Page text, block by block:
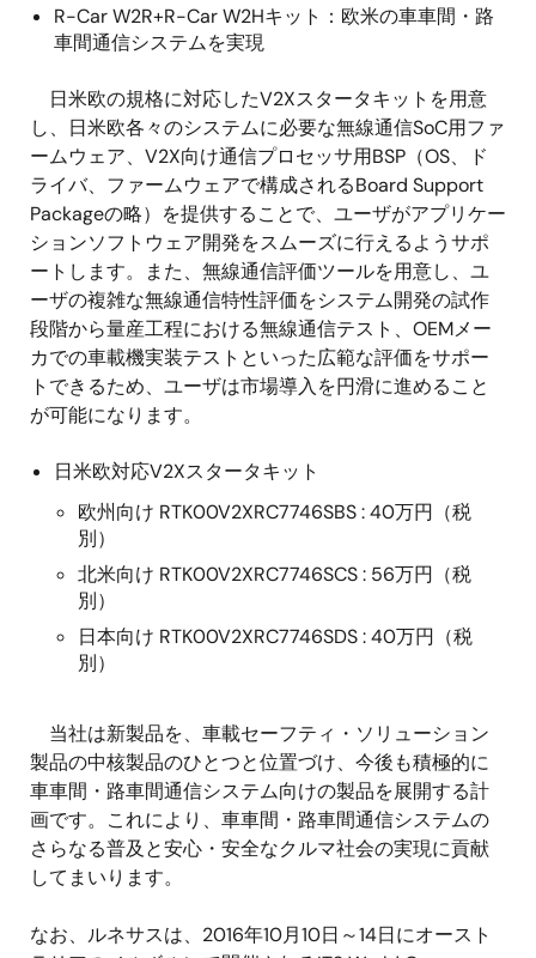
R-Car W2R+R-Car W2Hキット：欧米の車車間・路
車間通信システムを実現
日米欧の規格に対応したV2Xスタータキットを用意
し、日米欧各々のシステムに必要な無線通信SoC用ファ
ームウェア、V2X向け通信プロセッサ用BSP（OS、ド
ライバ、ファームウェアで構成されるBoard Support
Packageの略）を提供することで、ユーザがアプリケー
ションソフトウェア開発をスムーズに行えるようサポ
ートします。また、無線通信評価ツールを用意し、ユ
ーザの複雑な無線通信特性評価をシステム開発の試作
段階から量産工程における無線通信テスト、OEMメー
カでの車載機実装テストといった広範な評価をサポー
トできるため、ユーザは市場導入を円滑に進めること
が可能になります。
日米欧対応V2Xスタータキット
欧州向け RTK00V2XRC7746SBS : 40万円（税
別）
北米向け RTK00V2XRC7746SCS : 56万円（税
別）
日本向け RTK00V2XRC7746SDS : 40万円（税
別）
当社は新製品を、車載セーフティ・ソリューション
製品の中核製品のひとつと位置づけ、今後も積極的に
車車間・路車間通信システム向けの製品を展開する計
画です。これにより、車車間・路車間通信システムの
さらなる普及と安心・安全なクルマ社会の実現に貢献
してまいります。
なお、ルネサスは、2016年10月10日～14日にオースト